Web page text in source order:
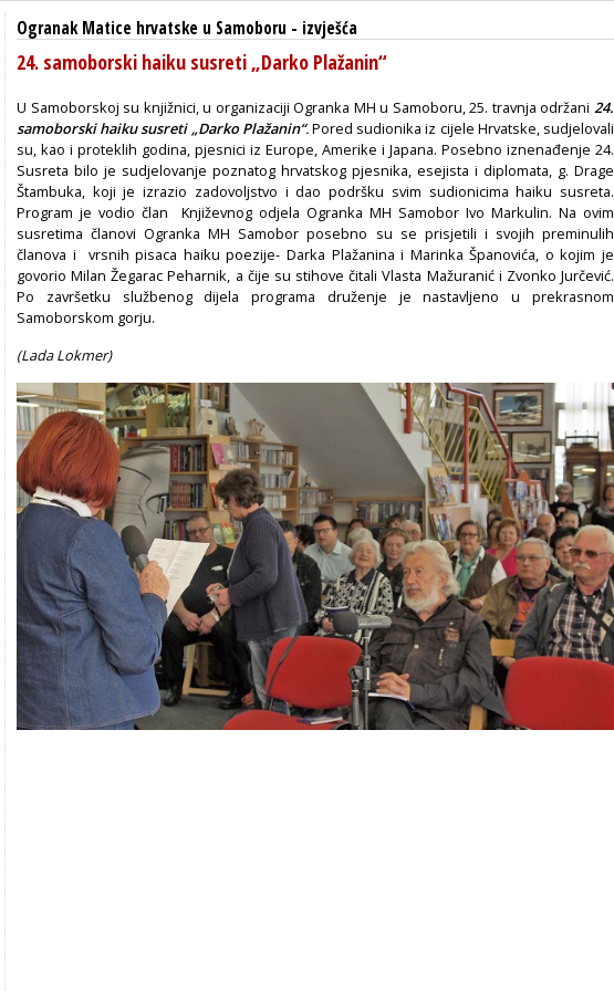
Ogranak Matice hrvatske u Samoboru - izvješća
24. samoborski haiku susreti „Darko Plažanin“
U Samoborskoj su knjižnici, u organizaciji Ogranka MH u Samoboru, 25. travnja održani 24.
samoborski haiku susreti „Darko Plažanin“.Pored sudionika iz cijele Hrvatske, sudjelovali
su, kao i proteklih godina, pjesnici iz Europe, Amerike i Japana. Posebno iznenađenje 24.
Susreta bilo je sudjelovanje poznatog hrvatskog pjesnika, esejista i diplomata, g. Drage
Štambuka, koji je izrazio zadovoljstvo i dao podršku svim sudionicima haiku susreta.
Program je vodio član Književnog odjela Ogranka MH Samobor Ivo Markulin. Na ovim
susretima članovi Ogranka MH Samobor posebno su se prisjetili i svojih preminulih
članova i vrsnih pisaca haiku poezije- Darka Plažanina i Marinka Španovića, o kojim je
govorio Milan Žegarac Peharnik, a čije su stihove čitali Vlasta Mažuranić i Zvonko Jurčević.
Po završetku službenog dijela programa druženje je nastavljeno u prekrasnom
Samoborskom gorju.
(Lada Lokmer)